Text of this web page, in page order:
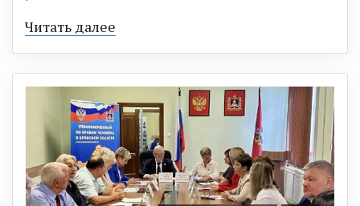
Читать далее